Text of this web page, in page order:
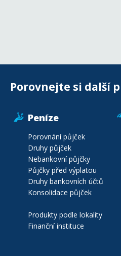
Porovnejte si další
Peníze
Porovnání půjček
Druhy půjček
Nebankovní půjčky
Půjčky před výplatou
Druhy bankovních účtů
Konsolidace půjček
Produkty podle lokality
Finanční instituce